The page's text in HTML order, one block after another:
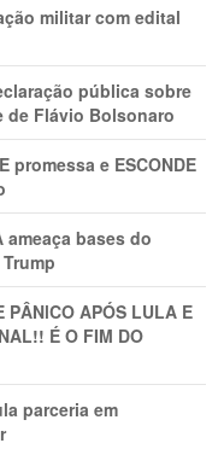
militar com edital
pública sobre
de Flávio Bolsonaro
promessa e ESCONDE
bases do
PÂNlCO APÓS LULA E
É O FIM DO
parceria em